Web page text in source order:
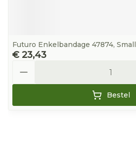
Futuro Enkelbandage 47874, Small
€ 23,43
Bestel